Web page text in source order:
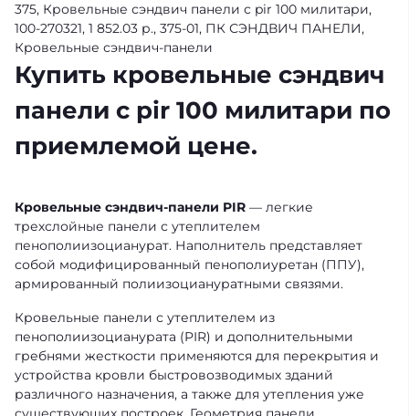
375, Кровельные сэндвич панели с pir 100 милитари,
100-270321, 1 852.03 р., 375-01, ПК СЭНДВИЧ ПАНЕЛИ,
Кровельные сэндвич-панели
Купить кровельные сэндвич
панели с pir 100 милитари по
приемлемой цене.
Кровельные сэндвич-панели PIR — легкие
трехслойные панели с утеплителем
пенополиизоцианурат. Наполнитель представляет
собой модифицированный пенополиуретан (ППУ),
армированный полиизоциануратными связями.
Кровельные панели с утеплителем из
пенополиизоцианурата (PIR) и дополнительными
гребнями жесткости применяются для перекрытия и
устройства кровли быстровозводимых зданий
различного назначения, а также для утепления уже